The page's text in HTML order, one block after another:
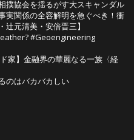
撲協会を揺るがす大スキャンダル
実関係の全容解明を急ぐべき！衝
元清美・安倍晋三】
#Geoengineering
家】金融界の華麗なる一族〈経
のはバカバカしい